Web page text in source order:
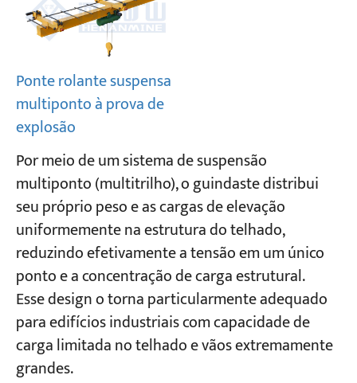
Ponte rolante suspensa
multiponto à prova de
explosão
Por meio de um sistema de suspensão
multiponto (multitrilho), o guindaste distribui
seu próprio peso e as cargas de elevação
uniformemente na estrutura do telhado,
reduzindo efetivamente a tensão em um único
ponto e a concentração de carga estrutural.
Esse design o torna particularmente adequado
para edifícios industriais com capacidade de
carga limitada no telhado e vãos extremamente
grandes.